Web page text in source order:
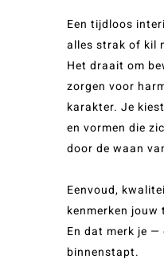
Een tijdloos
alles strak of kil
Het draait om
zorgen voor
karakter. Je
en vormen die
door de waan
Eenvoud,
kenmerken jouw
En dat merk je —
binnenstapt.